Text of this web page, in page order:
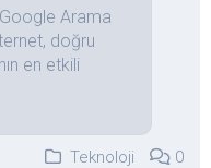
Arama
doğru
en etkili
Teknoloji
0